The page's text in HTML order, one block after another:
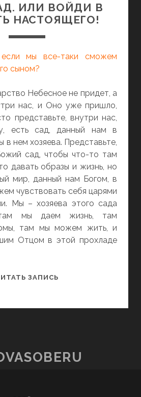
ИЛИ ВОЙДИ В
НАСТОЯЩЕГО!
мы все-таки сможем
сыном?
Небесное не придет, а
нас, и Оно уже пришло,
представьте, внутри нас,
есть сад, данный нам в
в нем хозяева. Представьте,
сад, чтобы что-то там
давать образы и жизнь, но
мир, данный нам Богом, в
чувствовать себя царями
Мы – хозяева этого сада
мы даем жизнь, там
там мы можем жить, и
Отцом в этой прохладе
ЗАПИСЬ